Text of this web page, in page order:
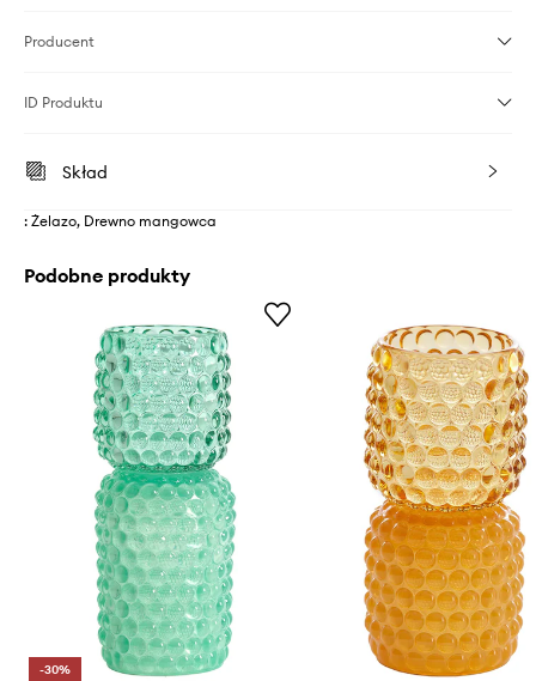
Producent
ID Produktu
Skład
: Żelazo, Drewno mangowca
Podobne produkty
-30%